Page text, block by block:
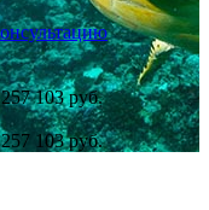
103 руб.
103 руб.